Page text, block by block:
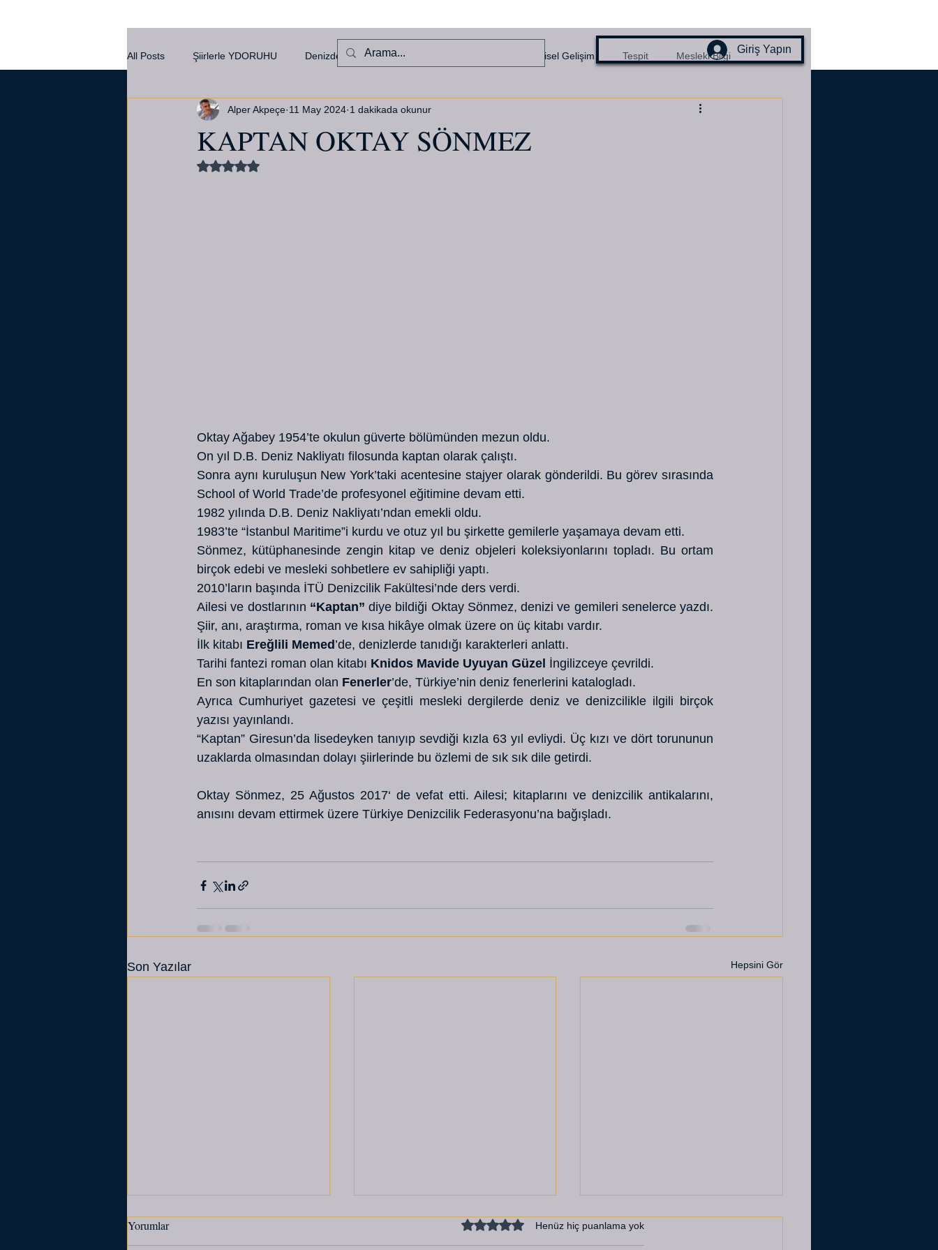
Giriş Yapın
All Posts Şiirlerle YDORUHU Denizden Haberler Kişisel Gelişim Tespit Mesleki Bilgi
KAPTAN OKTAY SÖNMEZ
Alper Akpeçe 11 May 2024 1 dakikada okunur
5 üzerinden NaN yıldız
Oktay Ağabey 1954’te okulun güverte bölümünden mezun oldu.
On yıl D.B. Deniz Nakliyatı filosunda kaptan olarak çalıştı.
Sonra aynı kuruluşun New York’taki acentesine stajyer olarak gönderildi. Bu görev sırasında
School of World Trade’de profesyonel eğitimine devam etti.
1982 yılında D.B. Deniz Nakliyatı’ndan emekli oldu.
1983’te “İstanbul Maritime”i kurdu ve otuz yıl bu şirkette gemilerle yaşamaya devam etti.
Sönmez, kütüphanesinde zengin kitap ve deniz objeleri koleksiyonlarını topladı. Bu ortam
birçok edebi ve mesleki sohbetlere ev sahipliği yaptı.
2010’ların başında İTÜ Denizcilik Fakültesi’nde ders verdi.
Ailesi ve dostlarının “Kaptan” diye bildiği Oktay Sönmez, denizi ve gemileri senelerce yazdı.
Şiir, anı, araştırma, roman ve kısa hikâye olmak üzere on üç kitabı vardır.
İlk kitabı Ereğlili Memed ’de, denizlerde tanıdığı karakterleri anlattı.
Tarihi fantezi roman olan kitabı Knidos Mavide Uyuyan Güzel İngilizceye çevrildi.
En son kitaplarından olan Fenerler’de, Türkiye’nin deniz fenerlerini katalogladı.
Ayrıca Cumhuriyet gazetesi ve çeşitli mesleki dergilerde deniz ve denizcilikle ilgili birçok
yazısı yayınlandı.
“Kaptan” Giresun’da lisedeyken tanıyıp sevdiği kızla 63 yıl evliydi. Üç kızı ve dört torununun
uzaklarda olmasından dolayı şiirlerinde bu özlemi de sık sık dile getirdi.
Oktay Sönmez, 25 Ağustos 2017‘ de vefat etti. Ailesi; kitaplarını ve denizcilik antikalarını,
anısını devam ettirmek üzere Türkiye Denizcilik Federasyonu’na bağışladı.
Son Yazılar Hepsini Gör
Yorumlar 5 üzerinden 0 yıldızHenüz hiç puanlama yok